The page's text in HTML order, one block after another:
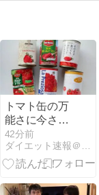
トマト缶の万
能さに今さら
気づいたｗ
42分前
ダイエット速報＠２ちゃんねる